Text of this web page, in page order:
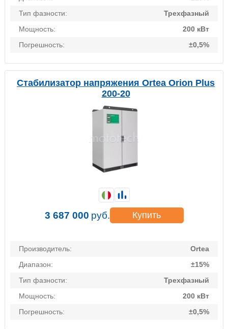
Тип фазности:
Трехфазный
Мощность:
200 кВт
Погрешность:
±0,5%
Стабилизатор напряжения Ortea Orion Plus
200-20
Производитель:
Ortea
Диапазон:
±15%
Тип фазности:
Трехфазный
Мощность:
200 кВт
Погрешность:
±0,5%
3 687 000 руб. Купить